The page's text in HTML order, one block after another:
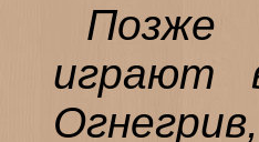
Позже
играют